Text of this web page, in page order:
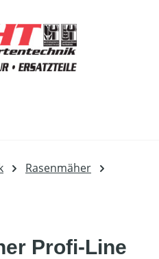
Rasenmäher
Profi-Line